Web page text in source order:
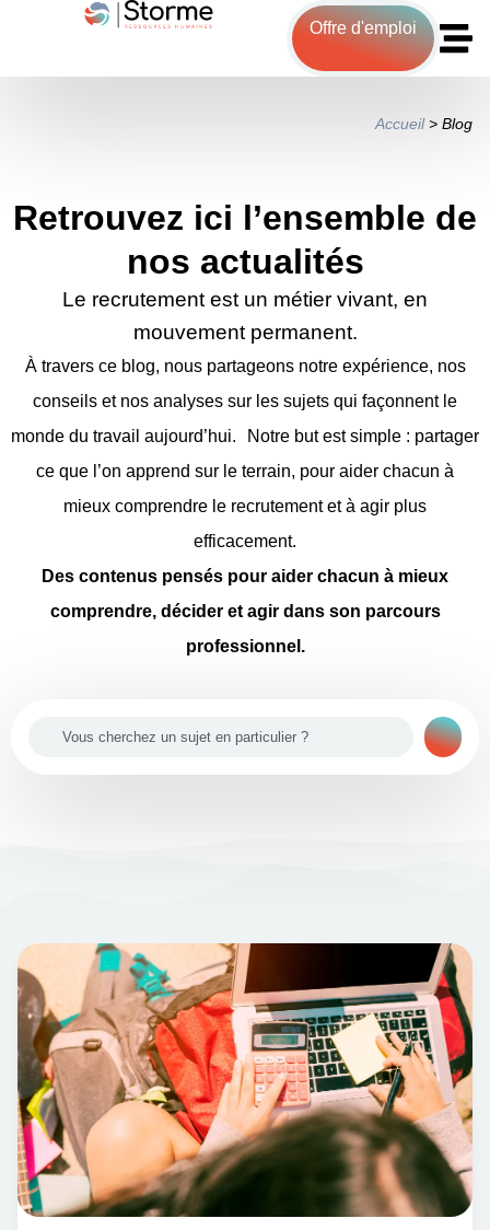
Offre d'emploi
Accueil> Blog
Retrouvez ici l’ensemble de
nos actualités
Le recrutement est un métier vivant, en
mouvement permanent.
À travers ce blog, nous partageons notre expérience, nos
conseils et nos analyses sur les sujets qui façonnent le
monde du travail aujourd’hui. Notre but est simple : partager
ce que l’on apprend sur le terrain, pour aider chacun à
mieux comprendre le recrutement et à agir plus
efficacement.
Des contenus pensés pour aider chacun à mieux
comprendre, décider et agir dans son parcours
professionnel.